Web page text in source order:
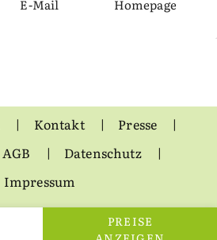
PREISE
E-Mail Homepage
Kontakt
Presse
AGB
Datenschutz
Impressum